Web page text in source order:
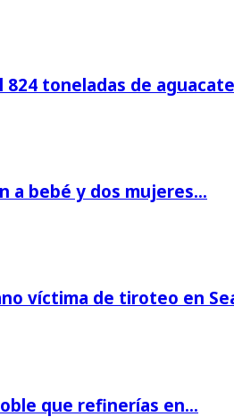
824 toneladas de
a bebé y dos mujeres…
víctima de tiroteo en
que refinerías en…